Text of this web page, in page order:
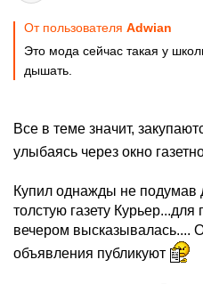
От пользователя Adwian
Это мода сейчас такая у
дышать.
Все в теме значит,
улыбаясь через окно
Купил однажды не
толстую газету
вечером высказывалась....
объявления публикуют